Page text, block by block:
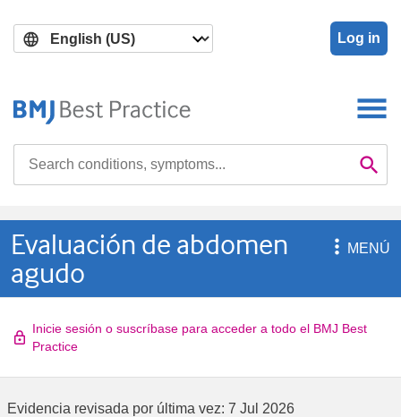
main
search
Log in

Evaluación de abdomen
agudo
MENÚ
Inicie sesión o suscríbase para acceder a todo el BMJ Best
Practice
Evidencia revisada por última vez: 7 Jul 2026